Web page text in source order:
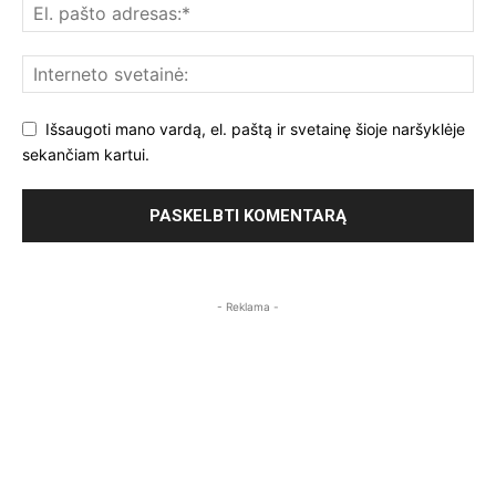
Išsaugoti mano vardą, el. paštą ir svetainę šioje naršyklėje
sekančiam kartui.
- Reklama -